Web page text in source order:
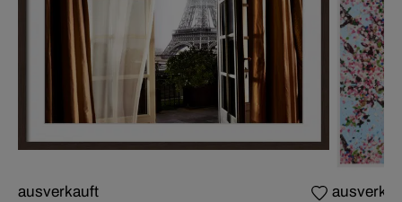
ausverkauft